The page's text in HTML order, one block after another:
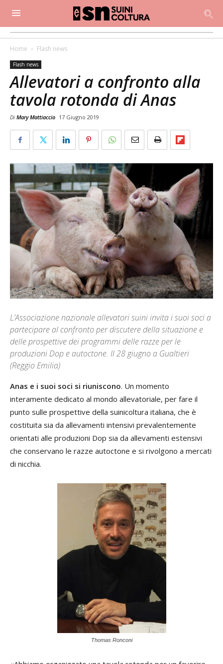
Home Flash news
Flash news
Allevatori a confronto alla
tavola rotonda di Anas
Di Mary Mattiaccio 17 Giugno 2019
L’Associazione nazionale allevatori suini invita i suoi soci a
partecipare al confronto per discutere della situazione e
delle prospettive dei programmi delle razze per le
produzioni Dop e autoctone. Il 28 giugno a Gualtieri
(Reggio Emilia)
Anas e i suoi soci si riuniscono. Un momento
interamente dedicato al mondo allevatoriale, per fare il
punto sulle prospettive della suinicoltura italiana, che è
costituita sia da allevamenti intensivi prevalentemente
orientati alle produzioni Dop sia da allevamenti estensivi
che conservano le razze autoctone e si rivolgono a mercati
di nicchia.
Thomas Ronconi